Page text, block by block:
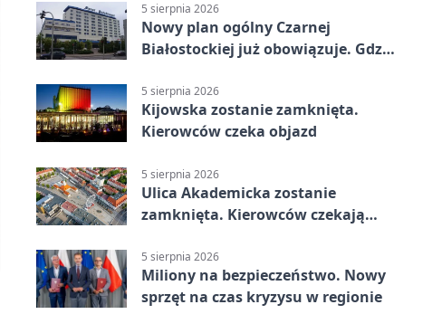
5 sierpnia 2026
Nowy plan ogólny Czarnej
Białostockiej już obowiązuje. Gdzie
5 sierpnia 2026
Kijowska zostanie zamknięta.
Kierowców czeka objazd
5 sierpnia 2026
Ulica Akademicka zostanie
zamknięta. Kierowców czekają
5 sierpnia 2026
Miliony na bezpieczeństwo. Nowy
sprzęt na czas kryzysu w regionie